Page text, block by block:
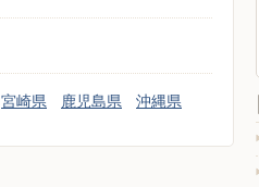
宮崎県 鹿児島県 沖縄県